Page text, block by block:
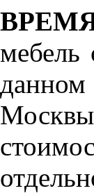
мебель
Москвы